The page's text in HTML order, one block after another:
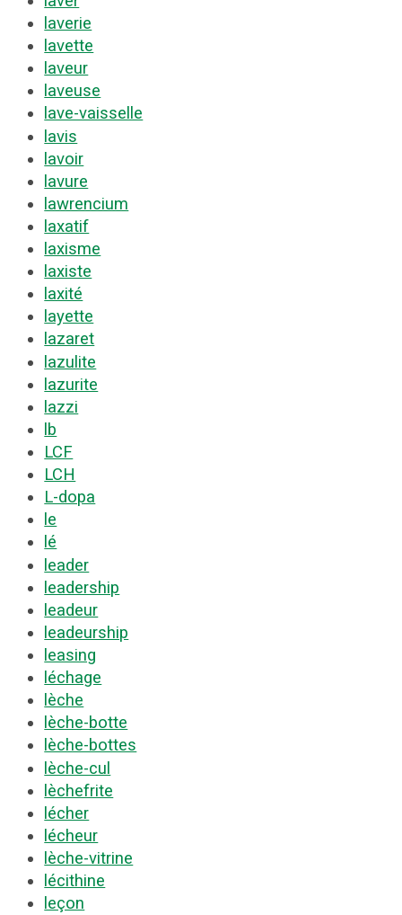
laverie
lavette
laveur
laveuse
lave-vaisselle
lavis
lavoir
lavure
lawrencium
laxatif
laxisme
laxiste
laxité
layette
lazaret
lazulite
lazurite
lazzi
lb
LCF
LCH
L-dopa
le
lé
leader
leadership
leadeur
leadeurship
leasing
léchage
lèche
lèche-botte
lèche-bottes
lèche-cul
lèchefrite
lécher
lécheur
lèche-vitrine
lécithine
leçon